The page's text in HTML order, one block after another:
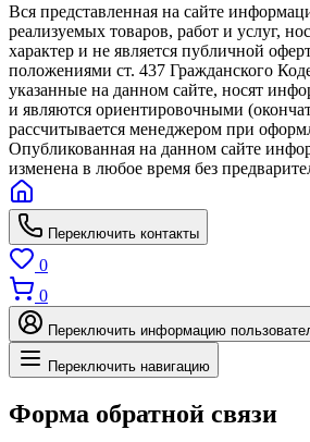
Вся представленная на сайте
реализуемых товаров, работ и услуг,
характер и не является публичной
положениями ст. 437 Гражданского
указанные на данном сайте, носят
и являются ориентировочными
рассчитывается менеджером при
Опубликованная на данном сайте
изменена в любое время без
Переключить контакты
0
0
Переключить информацию
Переключить навигацию
Форма обратной связи